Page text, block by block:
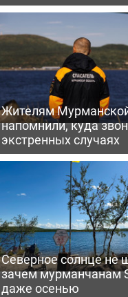
Жителям
напомнили, куда
экстренных случаях
Северное солнце не
зачем мурманчанам
даже осенью